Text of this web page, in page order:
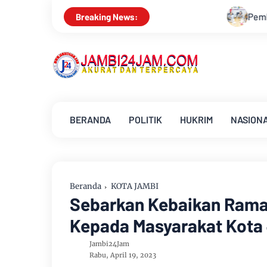
Breaking News:
Pemkab Muarojambi Mediasi Konflik PT
BERANDA POLITIK HUKRIM
Beranda KOTA JAMBI
Sebarkan Kebaikan
Kepada Masyarakat
Jambi24Jam
Rabu, April 19, 2023